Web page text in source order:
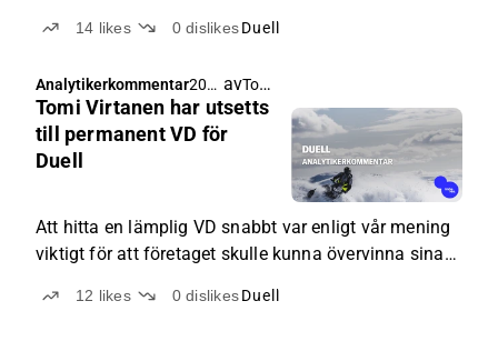
14 likes 0dislikesDuell
Analytikerkommentar202
6-
05-
av Tommi Saarinen
Tomi Virtanen har utsetts
till permanent VD för
Duell
Att hitta en lämplig VD snabbt var enligt vår mening
viktigt för att företaget skulle kunna övervinna sina
12 likes 0dislikesDuell